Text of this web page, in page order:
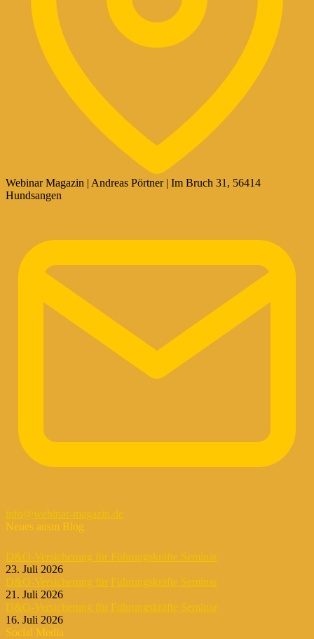
Webinar Magazin | Andreas Pörtner | Im Bruch 31, 56414
Hundsangen
info@webinar-magazin.de
Neues ausm Blog
D&O-Versicherung für Führungskräfte Seminar
23. Juli 2026
D&O-Versicherung für Führungskräfte Seminar
21. Juli 2026
D&O-Versicherung für Führungskräfte Seminar
16. Juli 2026
Social Media